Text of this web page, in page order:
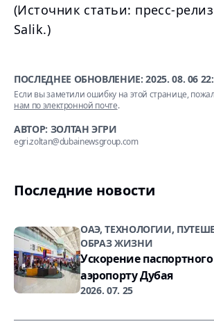
(Источник статьи: пресс-
Salik.)
ПОСЛЕДНЕЕ ОБНОВЛЕНИЕ:2025. 08. 06
Если вы заметили ошибку на этой странице,
нам по электронной почте.
АВТОР: ЗОЛТАН ЭГРИ
egri.zoltan@dubainewsgroup.com
Последние новости
ОАЭ, ТЕХНОЛОГИИ,
ОБРАЗ ЖИЗНИ
Ускорение
аэропорту Дубая
2026. 07. 25